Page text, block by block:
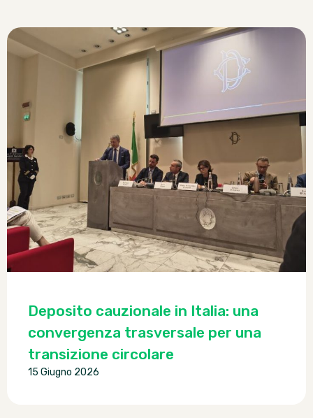
Deposito cauzionale in Italia: una
convergenza trasversale per una
transizione circolare
15 Giugno 2026